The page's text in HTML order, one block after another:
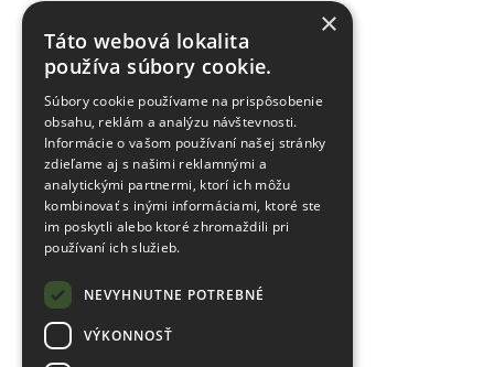
×
Táto webová lokalita
používa súbory cookie.
Súbory cookie používame na prispôsobenie
obsahu, reklám a analýzu návštevnosti.
Informácie o vašom používaní našej stránky
zdieľame aj s našimi reklamnými a
analytickými partnermi, ktorí ich môžu
kombinovať s inými informáciami, ktoré ste
im poskytli alebo ktoré zhromaždili pri
používaní ich služieb.
NEVYHNUTNE POTREBNÉ
VÝKONNOSŤ